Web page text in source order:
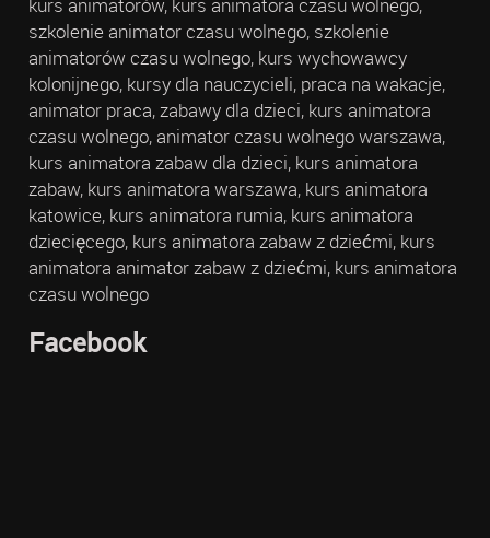
szkolenie animator czasu wolnego, szkolenie
animatorów czasu wolnego, kurs wychowawcy
kolonijnego, kursy dla nauczycieli, praca na wakacje,
animator praca, zabawy dla dzieci, kurs animatora
czasu wolnego, animator czasu wolnego warszawa,
kurs animatora zabaw dla dzieci, kurs animatora
zabaw, kurs animatora warszawa, kurs animatora
katowice, kurs animatora rumia, kurs animatora
dziecięcego, kurs animatora zabaw z dziećmi, kurs
animatora animator zabaw z dziećmi, kurs animatora
czasu wolnego
Facebook